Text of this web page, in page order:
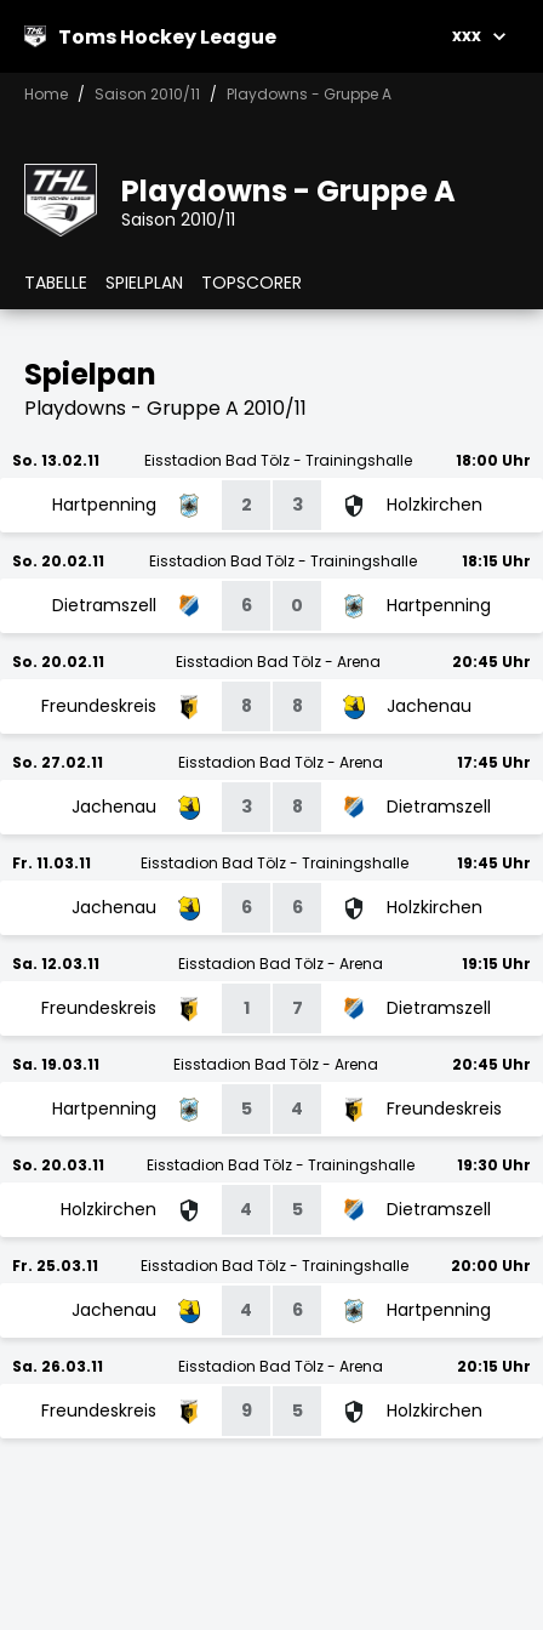
Toms Hockey League xxx
Home Saison 2010/11 Playdowns - Gruppe A
Playdowns - Gruppe A
Saison 2010/11
TABELLE SPIELPLAN TOPSCORER
Spielpan
Playdowns - Gruppe A 2010/11
So. 13.02.11 Eisstadion Bad Tölz - Trainingshalle 18:00 Uhr
Hartpenning 2 3 Holzkirchen
So. 20.02.11 Eisstadion Bad Tölz - Trainingshalle 18:15 Uhr
Dietramszell 6 0 Hartpenning
So. 20.02.11 Eisstadion Bad Tölz - Arena 20:45 Uhr
Freundeskreis 8 8 Jachenau
So. 27.02.11 Eisstadion Bad Tölz - Arena 17:45 Uhr
Jachenau 3 8 Dietramszell
Fr. 11.03.11 Eisstadion Bad Tölz - Trainingshalle 19:45 Uhr
Jachenau 6 6 Holzkirchen
Sa. 12.03.11 Eisstadion Bad Tölz - Arena 19:15 Uhr
Freundeskreis 1 7 Dietramszell
Sa. 19.03.11 Eisstadion Bad Tölz - Arena 20:45 Uhr
Hartpenning 5 4 Freundeskreis
So. 20.03.11 Eisstadion Bad Tölz - Trainingshalle 19:30 Uhr
Holzkirchen 4 5 Dietramszell
Fr. 25.03.11 Eisstadion Bad Tölz - Trainingshalle 20:00 Uhr
Jachenau 4 6 Hartpenning
Sa. 26.03.11 Eisstadion Bad Tölz - Arena 20:15 Uhr
Freundeskreis 9 5 Holzkirchen